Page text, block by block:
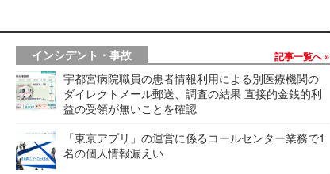
インシデント・事故 記事一覧へ
宇都宮病院職員の患者情報利用による別医療機関の
ダイレクトメール郵送、調査の結果 直接的金銭的利
益の受領が無いことを確認
「東京アプリ」の運営に係るコールセンター業務で1
名の個人情報漏えい